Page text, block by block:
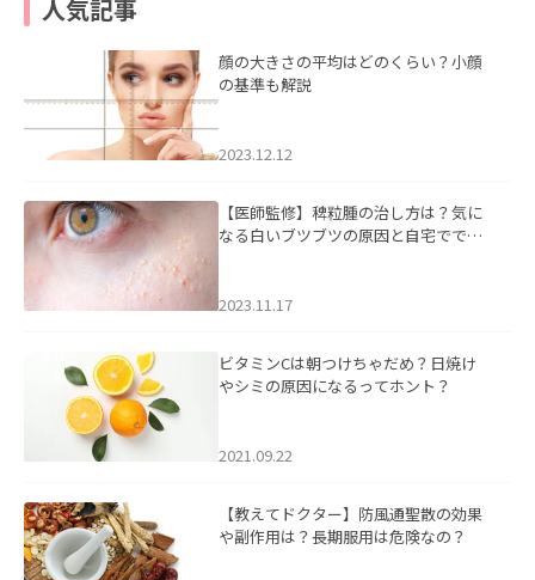
人気記事
顔の大きさの平均はどのくらい？小顔
の基準も解説
2023.12.12
【医師監修】稗粒腫の治し方は？気に
なる白いブツブツの原因と自宅ででき
2023.11.17
ビタミンCは朝つけちゃだめ？日焼け
やシミの原因になるってホント？
2021.09.22
【教えてドクター】防風通聖散の効果
や副作用は？長期服用は危険なの？